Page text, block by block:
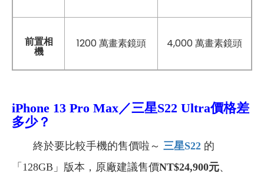
前置相
機
1200 萬畫素鏡頭 4,000 萬畫素鏡頭
iPhone 13 Pro Max／三星S22 Ultra價格差
多少？
終於要比較手機的售價啦～ 三星S22 的
「128GB」版本，原廠建議售價NT$24,900元、